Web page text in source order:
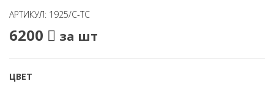
АРТИКУЛ: 1925/С-ТС
6200 за шт
ЦВЕТ